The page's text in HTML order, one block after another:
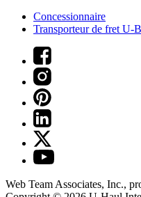
Concessionnaire
Transporteur de fret U-
Web Team Associates, Inc.,